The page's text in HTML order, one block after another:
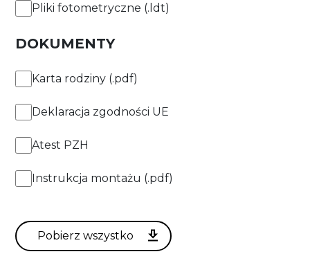
10fT
11fT
12fT
13fT
14fT
Łącznik X
9.6W/mb
19W/mb
Pliki fotometryczne (.ldt)
DOKUMENTY
Karta rodziny (.pdf)
Deklaracja zgodności UE
Atest PZH
Instrukcja montażu (.pdf)